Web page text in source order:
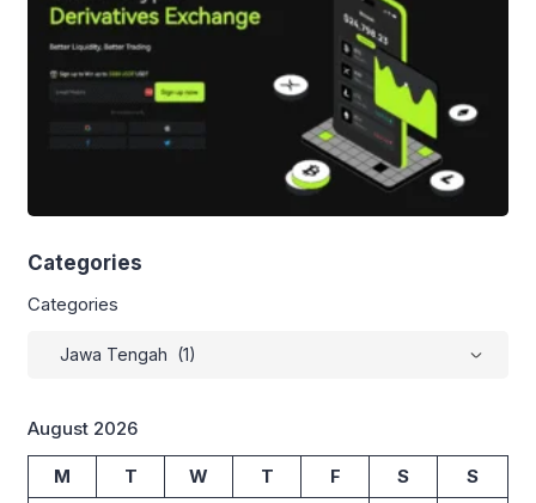
Jawa Tengah […]
Categories
Categories
August 2026
M T W T F S
S